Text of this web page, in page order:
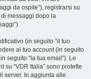
da ospite”), registrarsi su
di messaggi dopo la
(in seguito “il tuo
al tuo account (in seguito
seguito “la tua email”). Le
su “VDR Italia” sono protette
server. In aggiunta alle